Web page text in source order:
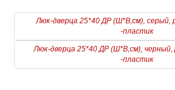
Люк-дверца 25*40 ДР (Ш*В,см), серый,
-пластик
Люк-дверца 25*40 ДР (Ш*В,см),
-пластик